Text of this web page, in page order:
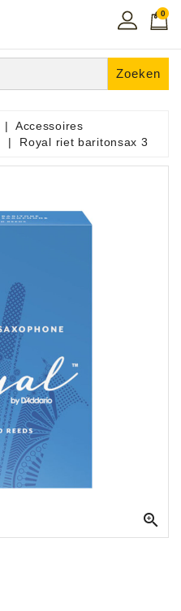
0
Zoeken
Accessoires
Royal riet baritonsax 3
